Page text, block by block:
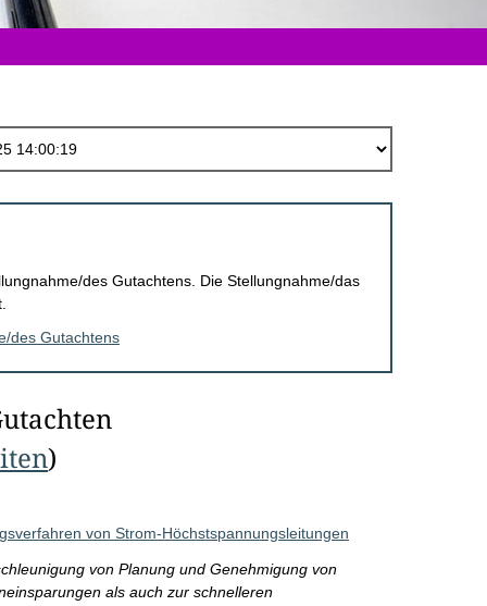
des Gutachtens. Die Stellungnahme/das
des Gutachtens
)
von Strom-Höchstspannungsleitungen
von Planung und Genehmigung von
als auch zur schnelleren